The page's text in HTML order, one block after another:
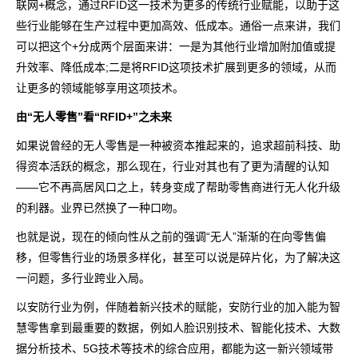
联网+概念，通过RFID这一技术为更多的传统行业赋能，以助于这
些行业能够在生产过程中更加高效、低成本。通俗一点来讲，我们
可以把这个+分成两个层面来讲：一是为其他行业增加附加值或提
升效率、降低成本;二是将RFID这项技术扩展到更多的领域，从而
让更多的领域能够享用这项技术。
由“无人零售”看“RFID+”之未来
如果说曾经的无人零售是一种被资本推起来的，追求超前科技、助
得资本活跃的概念，那么现在，行业对其也有了更为清醒的认知
——它不再高居风口之上，转身变成了帮助零售商进行无人化升级
的利器。业界已然换了一种口吻。
也就是说，现在的倾向性从之前的强调“无人”渐渐的在向零售偏
移，但零售行业的场景多样化，甚至可以说是碎片化，为了解决这
一问题，多行业跨业入局。
以安防行业为例，伴随着新兴技术的赋能，安防行业的加入能为智
慧零售拿到最重要的数据，例如人脸识别技术、智能化技术、大数
据分析技术、5G技术等技术的综合应用，都能为这一新兴领域带